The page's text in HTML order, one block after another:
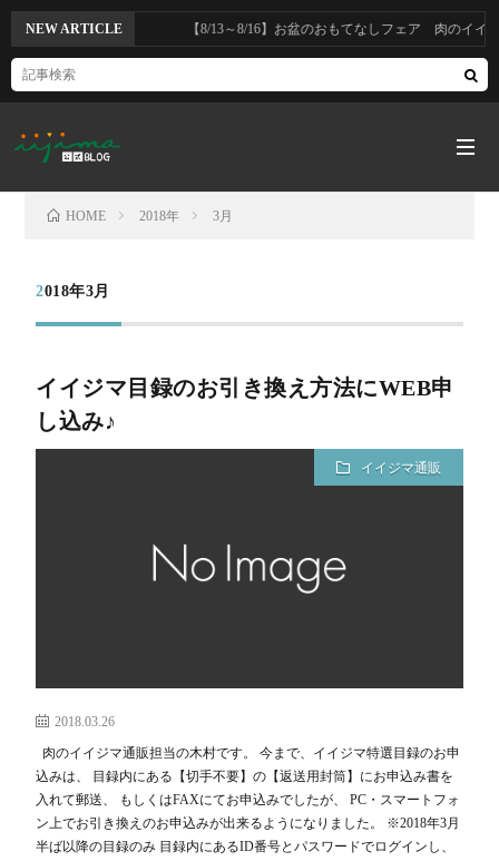
NEW ARTICLE 【8/13～8/16】お盆のおもてなしフェア 肉のイイジ
HOME 2018年 3月
2018年3月
イイジマ目録のお引き換え方法にWEB申
し込み♪
イイジマ通販
2018.03.26
肉のイイジマ通販担当の木村です。 今まで、イイジマ特選目録のお申
込みは、 目録内にある【切手不要】の【返送用封筒】にお申込み書を
入れて郵送、 もしくはFAXにてお申込みでしたが、 PC・スマートフォ
ン上でお引き換えのお申込みが出来るようになりました。 ※2018年3月
半ば以降の目録のみ 目録内にあるID番号とパスワードでログインし、